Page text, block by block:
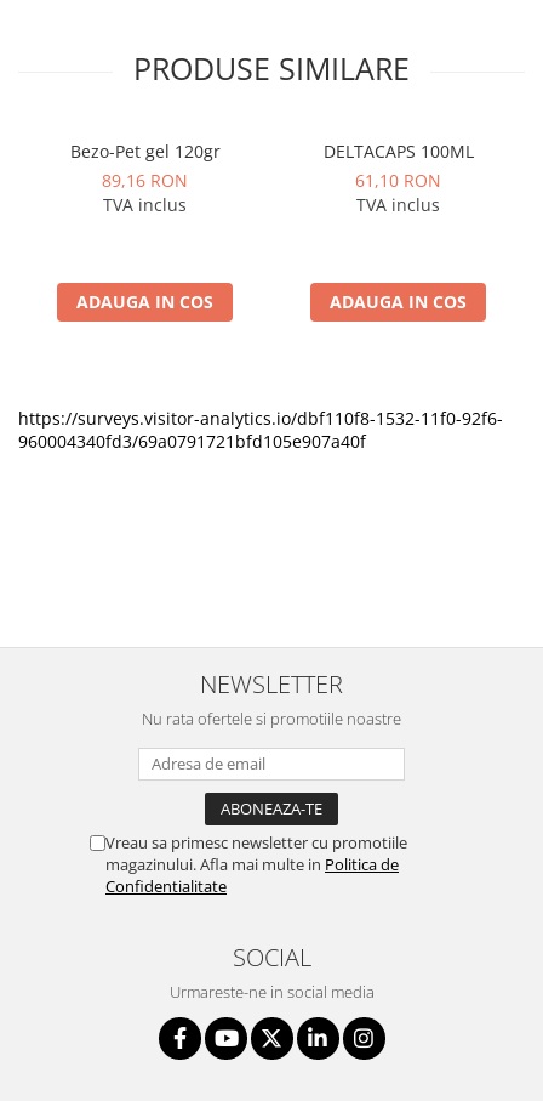
PRODUSE SIMILARE
Bezo-Pet gel 120gr
89,16 RON
TVA inclus
ADAUGA IN COS
DELTACAPS 100ML
61,10 RON
TVA inclus
ADAUGA IN COS
https://surveys.visitor-analytics.io/dbf110f8-1532-11f0-92f6-
960004340fd3/69a0791721bfd105e907a40f
NEWSLETTER
Nu rata ofertele si promotiile noastre
Vreau sa primesc newsletter cu promotiile
magazinului. Afla mai multe in Politica de
Confidentialitate
SOCIAL
Urmareste-ne in social media